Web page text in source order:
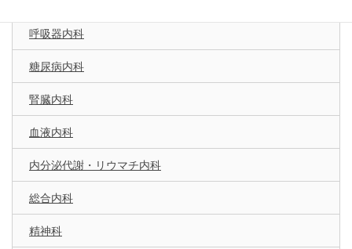
呼吸器内科
糖尿病内科
腎臓内科
血液内科
内分泌代謝・リウマチ内科
総合内科
精神科